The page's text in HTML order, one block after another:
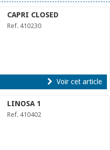
CAPRI CLOSED
Ref. 410230
Voir cet article
LINOSA 1
Ref. 410402